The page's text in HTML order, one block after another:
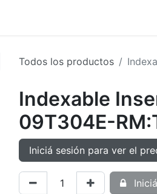
Todos los productos
Indexable
09T304E-
Iniciá sesión para ver el